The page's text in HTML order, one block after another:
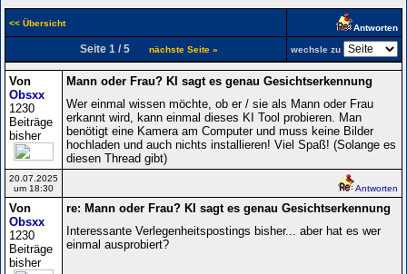
<< Übersicht Antworten
Seite 1 / 5 nächste Seite » wechsle zu
Von
Obsxx
1230
Beiträge
bisher
Mann oder Frau? KI sagt es genau Gesichtserkennung
Wer einmal wissen möchte, ob er / sie als Mann oder Frau
erkannt wird, kann einmal dieses KI Tool probieren. Man
benötigt eine Kamera am Computer und muss keine Bilder
hochladen und auch nichts installieren! Viel Spaß! (Solange es
diesen Thread gibt)
20.07.2025
um 18:30
Antworten
Von
Obsxx
1230
Beiträge
bisher
re: Mann oder Frau? KI sagt es genau Gesichtserkennung
Interessante Verlegenheitspostings bisher... aber hat es wer
einmal ausprobiert?